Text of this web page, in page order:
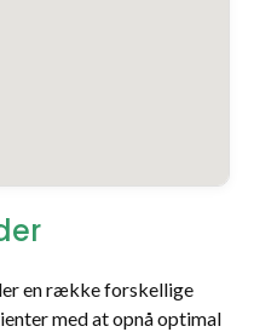
en række forskellige
med at opnå optimal